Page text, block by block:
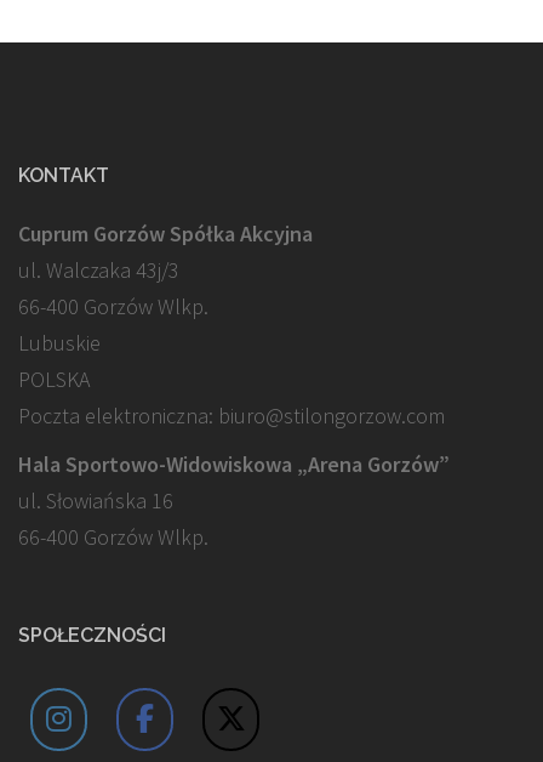
KONTAKT
Cuprum Gorzów Spółka Akcyjna
ul. Walczaka 43j/3
66-400 Gorzów Wlkp.
Lubuskie
POLSKA
Poczta elektroniczna: biuro@stilongorzow.com
Hala Sportowo-Widowiskowa „Arena Gorzów”
ul. Słowiańska 16
66-400 Gorzów Wlkp.
SPOŁECZNOŚCI